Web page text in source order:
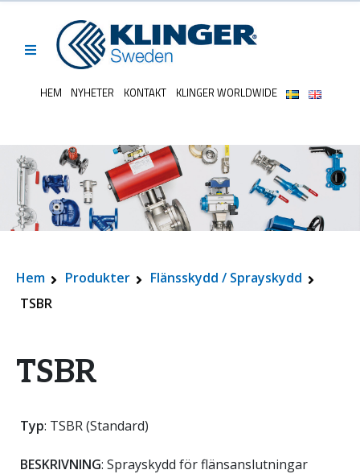
HEM NYHETER KONTAKT KLINGER WORLDWIDE
Hem Produkter
Flänsskydd / Sprayskydd
TSBR
TSBR
Typ: TSBR (Standard)
BESKRIVNING: Sprayskydd för flänsanslutningar